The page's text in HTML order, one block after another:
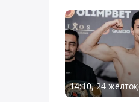
14:10, 24